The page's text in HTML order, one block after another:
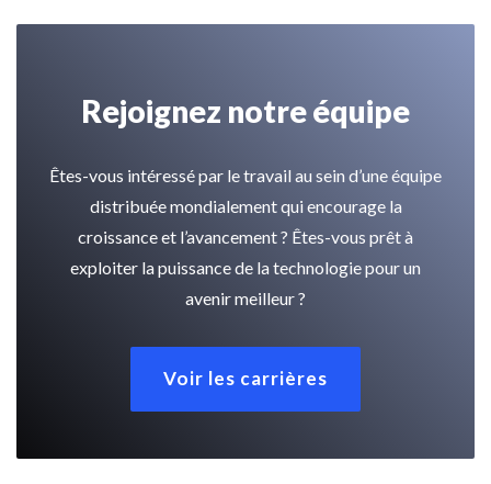
Rejoignez notre équipe
Êtes-vous intéressé par le travail au sein d’une équipe
distribuée mondialement qui encourage la
croissance et l’avancement ? Êtes-vous prêt à
exploiter la puissance de la technologie pour un
avenir meilleur ?
Voir les carrières